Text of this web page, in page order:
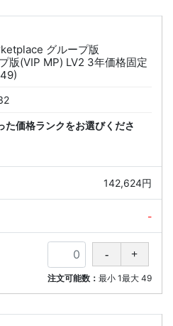
グループ版
版(VIP MP) LV2 3年価格固定
た価格ランクをお選びくださ
142,624円
-
注文可能数： 最小 1最大 49